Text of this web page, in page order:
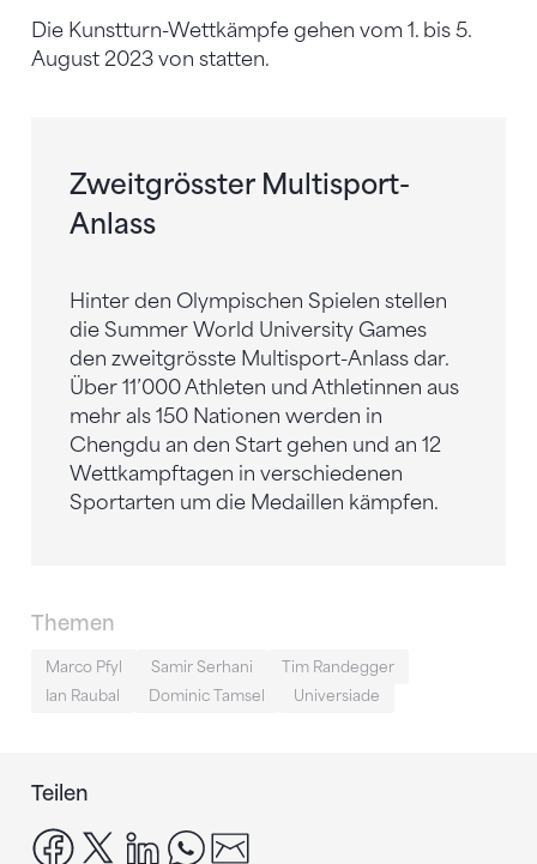
Die Kunstturn-Wettkämpfe gehen vom 1. bis 5.
August 2023 von statten.
Zweitgrösster Multisport-
Anlass
Hinter den Olympischen Spielen stellen
die Summer World University Games
den zweitgrösste Multisport-Anlass dar.
Über 11’000 Athleten und Athletinnen aus
mehr als 150 Nationen werden in
Chengdu an den Start gehen und an 12
Wettkampftagen in verschiedenen
Sportarten um die Medaillen kämpfen.
Themen
Marco Pfyl Samir Serhani
Tim Randegger
Ian Raubal
Dominic Tamsel Universiade
Teilen
facebook
x linkedinwhatsapp